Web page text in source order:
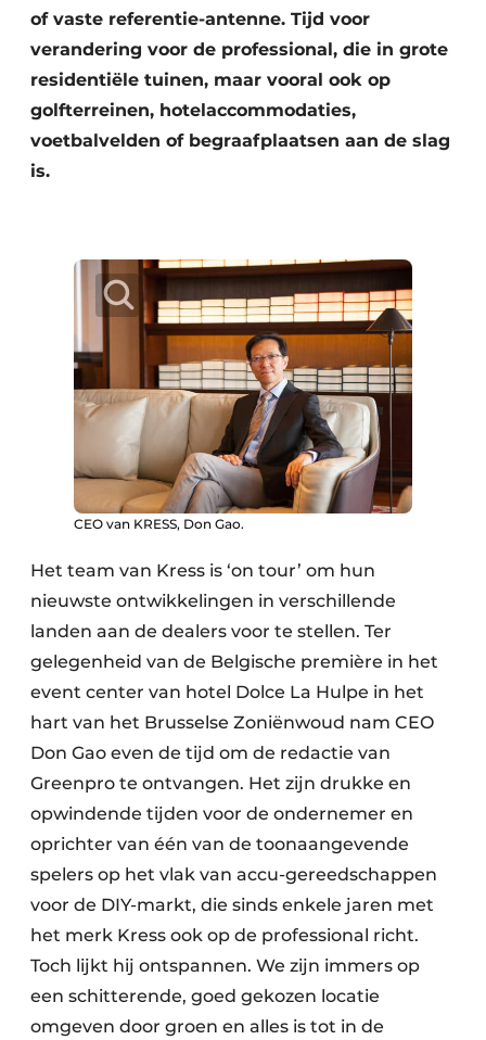
of vaste referentie-antenne. Tijd voor
verandering voor de professional, die in grote
residentiële tuinen, maar vooral ook op
golfterreinen, hotelaccommodaties,
voetbalvelden of begraafplaatsen aan de slag
is.
CEO van KRESS, Don Gao.
Het team van Kress is ‘on tour’ om hun
nieuwste ontwikkelingen in verschillende
landen aan de dealers voor te stellen. Ter
gelegenheid van de Belgische première in het
event center van hotel Dolce La Hulpe in het
hart van het Brusselse Zoniënwoud nam CEO
Don Gao even de tijd om de redactie van
Greenpro te ontvangen. Het zijn drukke en
opwindende tijden voor de ondernemer en
oprichter van één van de toonaangevende
spelers op het vlak van accu-gereedschappen
voor de DIY-markt, die sinds enkele jaren met
het merk Kress ook op de professional richt.
Toch lijkt hij ontspannen. We zijn immers op
een schitterende, goed gekozen locatie
omgeven door groen en alles is tot in de